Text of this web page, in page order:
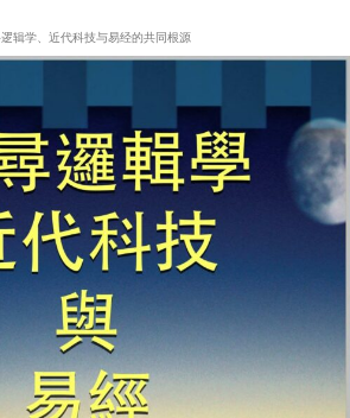
辑学、近代科技与易经的共同根源